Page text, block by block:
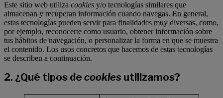
Este sitio web utiliza cookies y/o tecnologías similares que
almacenan y recuperan información cuando navegas. En general,
estas tecnologías pueden servir para finalidades muy diversas, como,
por ejemplo, reconocerte como usuario, obtener información sobre
tus hábitos de navegación, o personalizar la forma en que se muestra
el contenido. Los usos concretos que hacemos de estas tecnologías
se describen a continuación.
2. ¿Qué tipos de cookies utilizamos?